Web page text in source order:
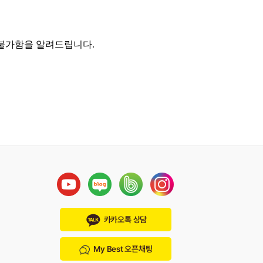
가함을 알려드립니다.
카카오톡 상담
My Best 오픈채팅